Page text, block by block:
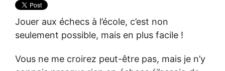
Jouer aux échecs à l’école, c’est non
seulement possible, mais en plus facile !
Vous ne me croirez peut-être pas, mais je n’y